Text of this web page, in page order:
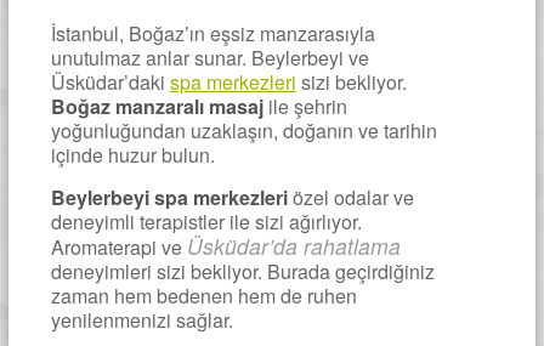
İstanbul, Boğaz’ın eşsiz manzarasıyla
unutulmaz anlar sunar. Beylerbeyi ve
Üsküdar’daki spa merkezleri sizi bekliyor.
Boğaz manzaralı masajile şehrin
yoğunluğundan uzaklaşın, doğanın ve tarihin
içinde huzur bulun.
Beylerbeyi spa merkezleriözel odalar ve
deneyimli terapistler ile sizi ağırlıyor.
Aromaterapi ve Üsküdar’da rahatlama
deneyimleri sizi bekliyor. Burada geçirdiğiniz
zaman hem bedenen hem de ruhen
yenilenmenizi sağlar.